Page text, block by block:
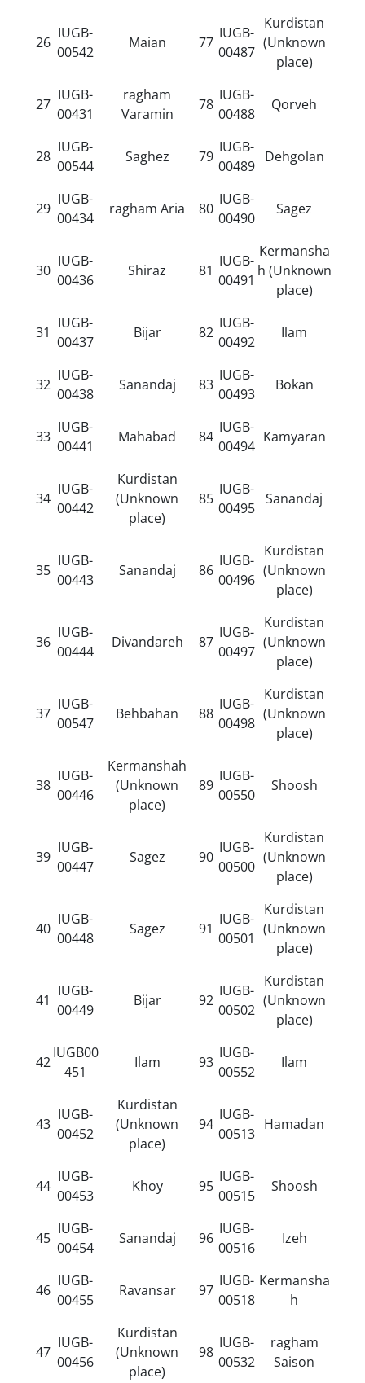
26
IUGB-
00542
Maian 77
IUGB-
00487
Kurdistan
(Unknown
place)
27
IUGB-
00431
ragham
Varamin
78
IUGB-
00488
Qorveh
28
IUGB-
00544
Saghez 79
IUGB-
00489
Dehgolan
29
IUGB-
00434
ragham Aria 80
IUGB-
00490
Sagez
30
IUGB-
00436
Shiraz 81
IUGB-
00491
Kermansha
h (Unknown
place)
31
IUGB-
00437
Bijar 82
IUGB-
00492
Ilam
32
IUGB-
00438
Sanandaj 83
IUGB-
00493
Bokan
33
IUGB-
00441
Mahabad 84
IUGB-
00494
Kamyaran
34
IUGB-
00442
Kurdistan
(Unknown
place)
85
IUGB-
00495
Sanandaj
35
IUGB-
00443
Sanandaj 86
IUGB-
00496
Kurdistan
(Unknown
place)
36
IUGB-
00444
Divandareh 87
IUGB-
00497
Kurdistan
(Unknown
place)
37
IUGB-
00547
Behbahan 88
IUGB-
00498
Kurdistan
(Unknown
place)
38
IUGB-
00446
Kermanshah
(Unknown
place)
89
IUGB-
00550
Shoosh
39
IUGB-
00447
Sagez 90
IUGB-
00500
Kurdistan
(Unknown
place)
40
IUGB-
00448
Sagez 91
IUGB-
00501
Kurdistan
(Unknown
place)
41
IUGB-
00449
Bijar 92
IUGB-
00502
Kurdistan
(Unknown
place)
42
IUGB00
451
Ilam 93
IUGB-
00552
Ilam
43
IUGB-
00452
Kurdistan
(Unknown
place)
94
IUGB-
00513
Hamadan
44
IUGB-
00453
Khoy 95
IUGB-
00515
Shoosh
45
IUGB-
00454
Sanandaj 96
IUGB-
00516
Izeh
46
IUGB-
00455
Ravansar 97
IUGB-
00518
Kermansha
h
47
IUGB-
00456
Kurdistan
(Unknown
place)
98
IUGB-
00532
ragham
Saison